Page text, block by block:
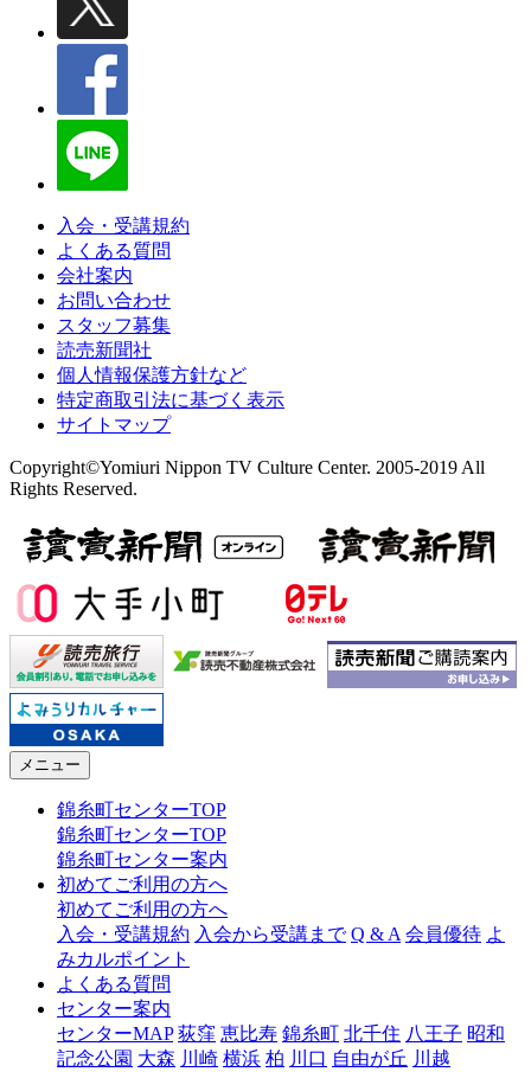
入会・受講規約
よくある質問
会社案内
お問い合わせ
スタッフ募集
読売新聞社
個人情報保護方針など
特定商取引法に基づく表示
サイトマップ
Copyright©Yomiuri Nippon TV Culture Center. 2005-2019 All
Rights Reserved.
メニュー
錦糸町センターTOP
錦糸町センターTOP
錦糸町センター案内
初めてご利用の方へ
初めてご利用の方へ
入会・受講規約 入会から受講まで Q & A 会員優待 よ
みカルポイント
よくある質問
センター案内
センターMAP 荻窪 恵比寿 錦糸町 北千住 八王子 昭和
記念公園 大森 川崎 横浜 柏 川口 自由が丘 川越